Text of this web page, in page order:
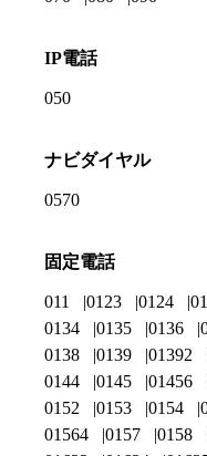
IP電話
050
ナビダイヤル
0570
固定電話
011 0123 0124
0134
0135 0136
0138
0139 01392
0144
0145 01456
0152
0153 0154
01564
0157 0158